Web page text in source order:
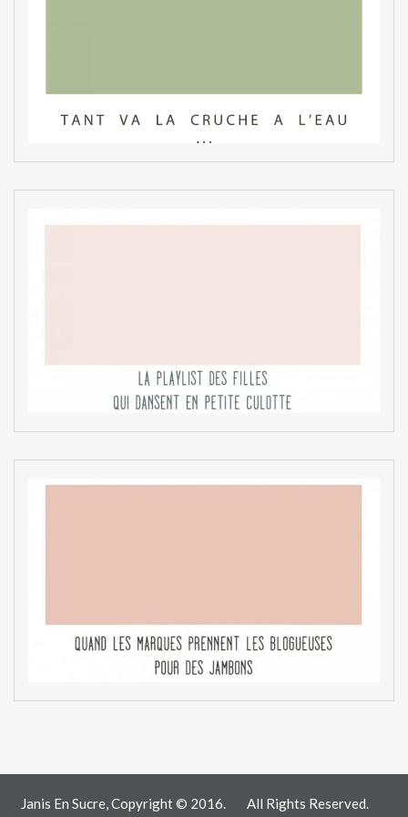
Janis En Sucre, Copyright © 2016. All Rights Reserved.